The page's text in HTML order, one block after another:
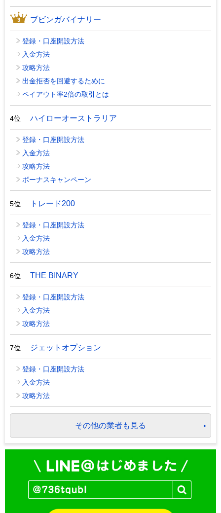
ブビンガバイナリー
登録・口座開設方法
入金方法
攻略方法
出金拒否を回避するために
ペイアウト率2倍の取引とは
4位 ハイローオーストラリア
登録・口座開設方法
入金方法
攻略方法
ボーナスキャンペーン
5位 トレード200
登録・口座開設方法
入金方法
攻略方法
6位 THE BINARY
登録・口座開設方法
入金方法
攻略方法
7位 ジェットオプション
登録・口座開設方法
入金方法
攻略方法
その他の業者も見る